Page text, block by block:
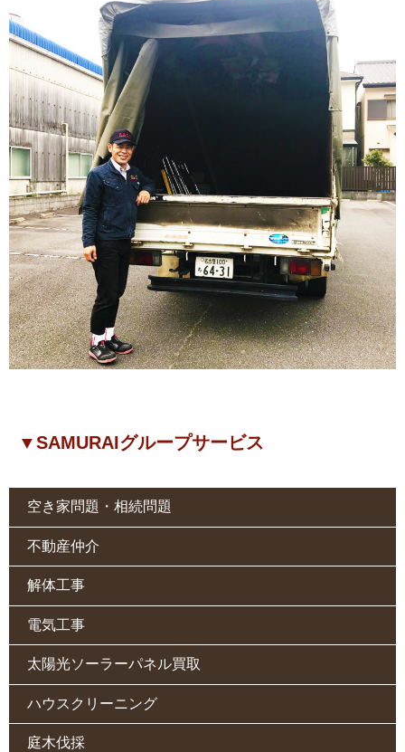
▼SAMURAIグループサービス
空き家問題・相続問題
不動産仲介
解体工事
電気工事
太陽光ソーラーパネル買取
ハウスクリーニング
庭木伐採